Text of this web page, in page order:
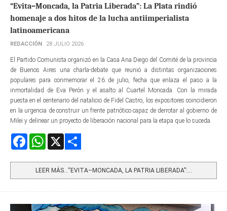
“Evita–Moncada, la Patria Liberada”: La Plata rindió
homenaje a dos hitos de la lucha antiimperialista
latinoamericana
REDACCIÓN 28 JULIO 2026
El Partido Comunista organizó en la Casa Ana Diego del Comité de la provincia
de Buenos Aires una charla-debate que reunió a distintas organizaciones
populares para conmemorar el 26 de julio, fecha que enlaza el paso a la
inmortalidad de Eva Perón y el asalto al Cuartel Moncada. Con la mirada
puesta en el centenario del natalicio de Fidel Castro, los expositores coincidieron
en la urgencia de construir un frente patriótico capaz de derrotar al gobierno de
Milei y delinear un proyecto de liberación nacional para la etapa que lo suceda.
FacebookWhatsApp
LEER MÁS…“EVITA–MONCADA, LA PATRIA LIBERADA”:...